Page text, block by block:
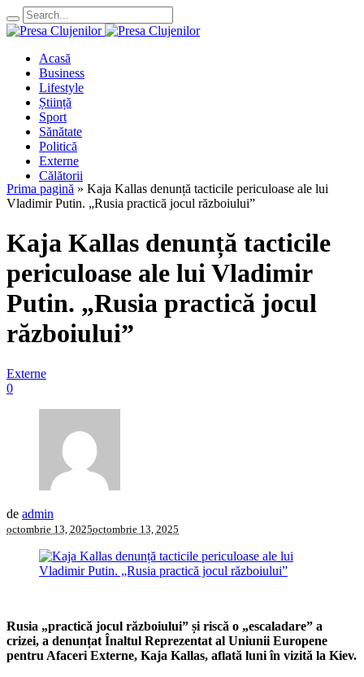
Acasă
Business
Lifestyle
Știință
Sport
Sănătate
Politică
Externe
Călătorii
Prima pagină » Kaja Kallas denunță tacticile periculoase ale lui
Vladimir Putin. „Rusia practică jocul războiului”
Kaja Kallas denunță tacticile
periculoase ale lui Vladimir
Putin. „Rusia practică jocul
războiului”
Externe
0
de admin
octombrie 13, 2025octombrie 13, 2025
Rusia „practică jocul războiului” și riscă o „escaladare” a
crizei, a denunțat Înaltul Reprezentat al Uniunii Europene
pentru Afaceri Externe, Kaja Kallas, aflată luni în vizită la Kiev.